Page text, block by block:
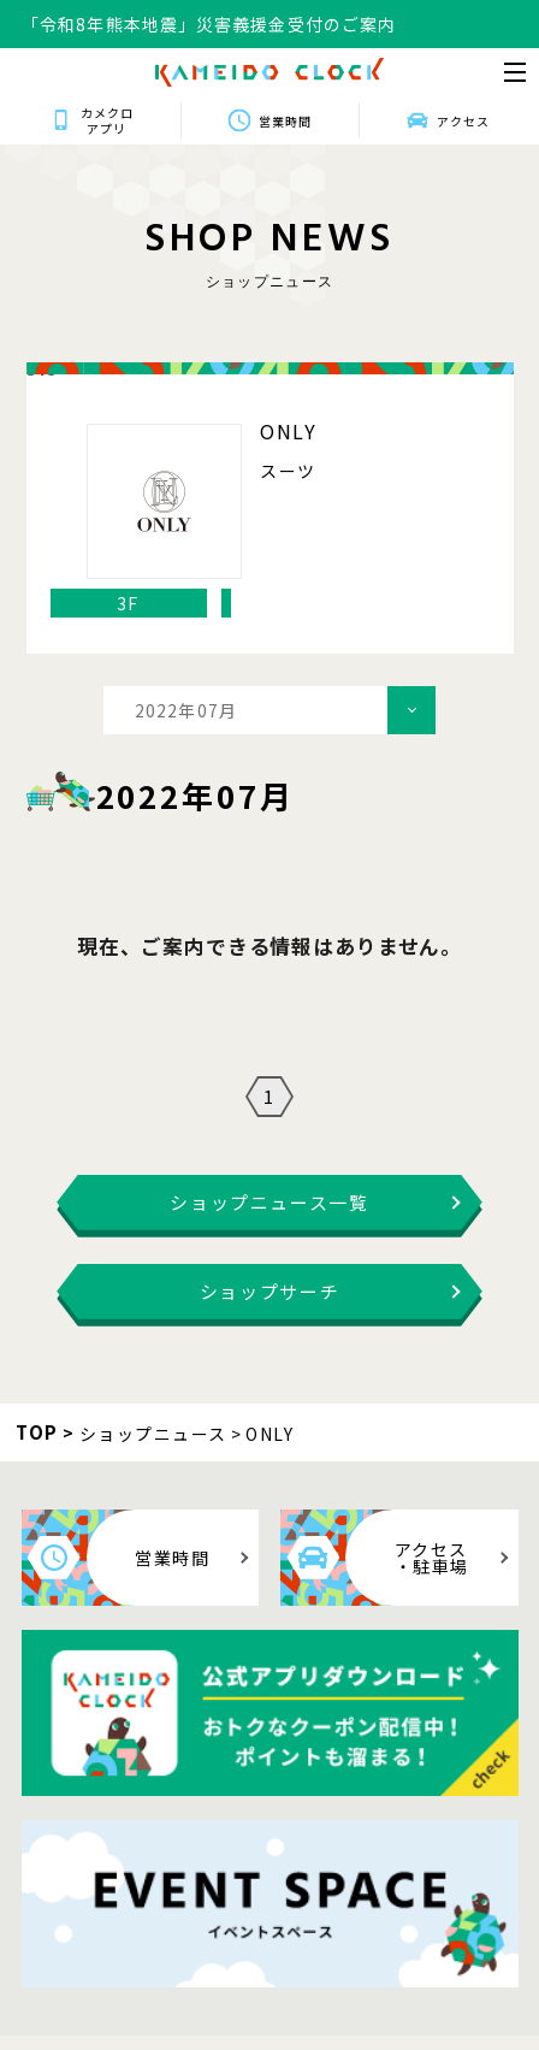
「令和8年熊本地震」災害義援金受付のご案内
カメクロ
アプリ
営業時間 アクセス
SHOP NEWS
ショップニュース
318
ONLY
スーツ
3F
2022年07月
2022年07月
現在、ご案内できる情報はありません。
1
ショップニュース一覧
ショップサーチ
TOP ショップニュース ONLY
営業時間 アクセス
・駐車場